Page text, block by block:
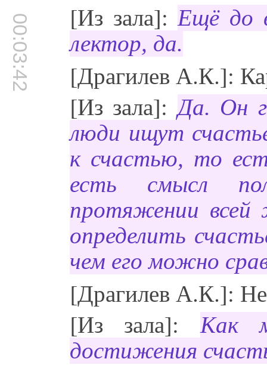
00:03:42 [Из зала]:Ещё до
лектор, да.
[Драгилев А.К.]:
[Из зала]:Да. Он
люди ищут
к счастью, то
есть смысл
протяжении
определить
чем его можно
[Драгилев А.К.]:
[Из зала]:Как
достижения